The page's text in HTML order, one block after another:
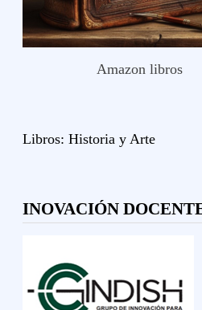
Amazon libros
Libros: Historia y Arte
INOVACIÓN